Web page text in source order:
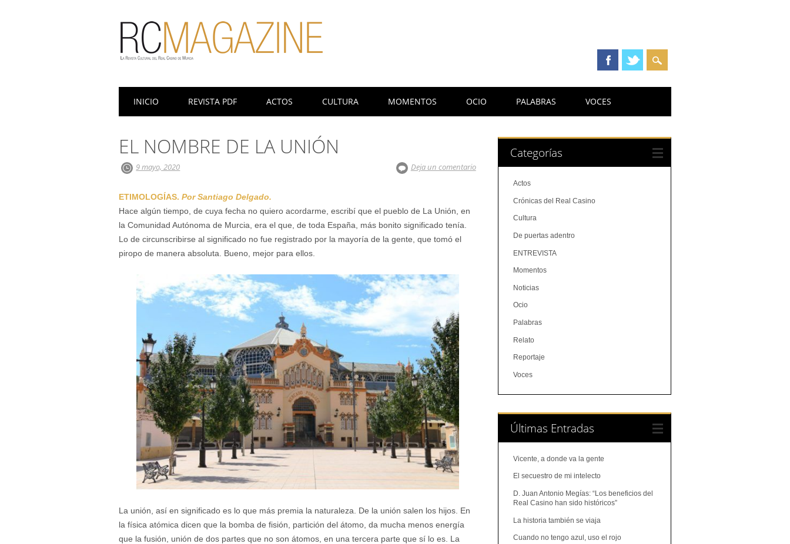
Menú principal
INICIO REVISTA PDF ACTOS CULTURA MOMENTOS OCIO PALABRAS VOCES
EL NOMBRE DE LA UNIÓN
9 mayo, 2020 Deja un comentario
ETIMOLOGÍAS.Por Santiago Delgado.
Hace algún tiempo, de cuya fecha no quiero acordarme, escribí que el pueblo de La Unión, en
la Comunidad Autónoma de Murcia, era el que, de toda España, más bonito significado tenía.
Lo de circunscribirse al significado no fue registrado por la mayoría de la gente, que tomó el
piropo de manera absoluta. Bueno, mejor para ellos.
La unión, así en significado es lo que más premia la naturaleza. De la unión salen los hijos. En
la física atómica dicen que la bomba de fisión, partición del átomo, da mucha menos energía
que la fusión, unión de dos partes que no son átomos, en una tercera parte que sí lo es. La
Categorías
Actos
Crónicas del Real Casino
Cultura
De puertas adentro
ENTREVISTA
Momentos
Noticias
Ocio
Palabras
Relato
Reportaje
Voces
Últimas Entradas
Vicente, a donde va la gente
El secuestro de mi intelecto
D. Juan Antonio Megías: “Los beneficios del
Real Casino han sido históricos”
La historia también se viaja
Cuando no tengo azul, uso el rojo